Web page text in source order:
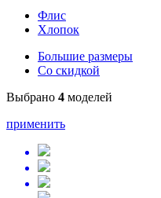
Флис
Хлопок
Большие размеры
Со скидкой
Выбрано 4 моделей
применить